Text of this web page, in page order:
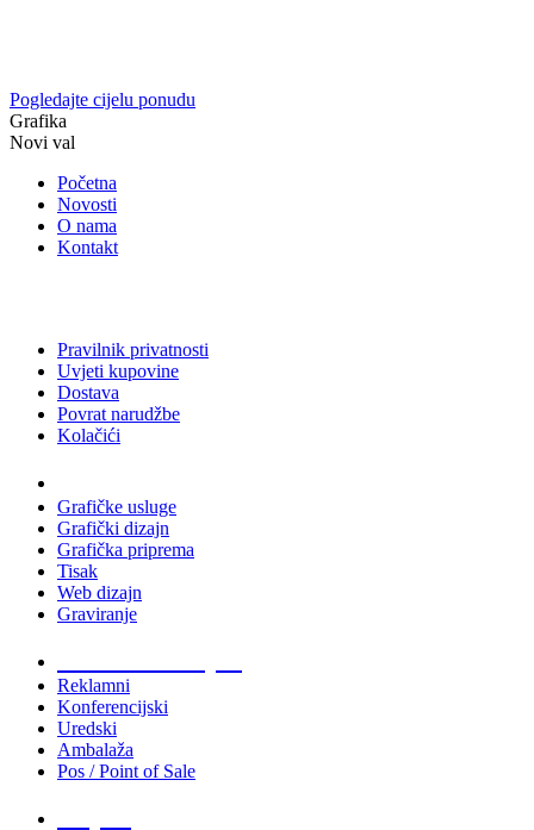
Pogledajte cijelu ponudu
Grafika
Novi val
Početna
Novosti
O nama
Kontakt
Pravilnik privatnosti
Uvjeti kupovine
Dostava
Povrat narudžbe
Kolačići
Grafičke usluge
Grafički dizajn
Grafička priprema
Tisak
Web dizajn
Graviranje
Reklamni
Konferencijski
Uredski
Ambalaža
Pos / Point of Sale